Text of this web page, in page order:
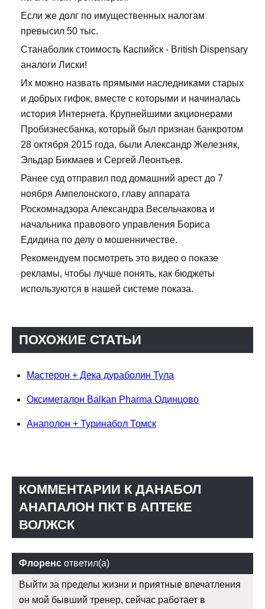
Если же долг по имущественных налогам
превысил 50 тыс.
Станаболик стоимость Каспийск - British Dispensary
аналоги Лиски!
Их можно назвать прямыми наследниками старых
и добрых гифок, вместе с которыми и начиналась
история Интернета. Крупнейшими акционерами
Пробизнесбанка, который был признан банкротом
28 октября 2015 года, были Александр Железняк,
Эльдар Бикмаев и Сергей Леонтьев.
Ранее суд отправил под домашний арест до 7
ноября Ампелонского, главу аппарата
Роскомнадзора Александра Весельчакова и
начальника правового управления Бориса
Едидина по делу о мошенничестве.
Рекомендуем посмотреть это видео о показе
рекламы, чтобы лучше понять, как бюджеты
используются в нашей системе показа.
ПОХОЖИЕ СТАТЬИ
Мастерон + Дека дураболин Тула
Оксиметалон Balkan Pharma Одинцово
Анаполон + Туринабол Томск
КОММЕНТАРИИ К ДАНАБОЛ
АНАПАЛОН ПКТ В АПТЕКЕ
ВОЛЖСК
Флоренс ответил(а)
Выйти за пределы жизни и приятные впечатления
он мой бывший тренер, сейчас работает в